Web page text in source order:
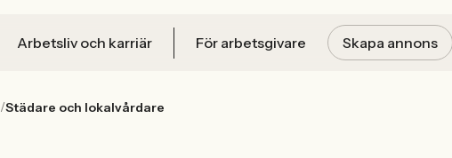
Arbetsliv och karriär För arbetsgivare Skapa annons
/Städare och lokalvårdare